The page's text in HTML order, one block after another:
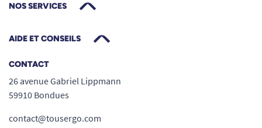
NOS SERVICES
AIDE ET CONSEILS
CONTACT
26 avenue Gabriel Lippmann
59910 Bondues
contact@tousergo.com